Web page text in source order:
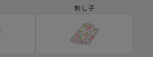
刺し子